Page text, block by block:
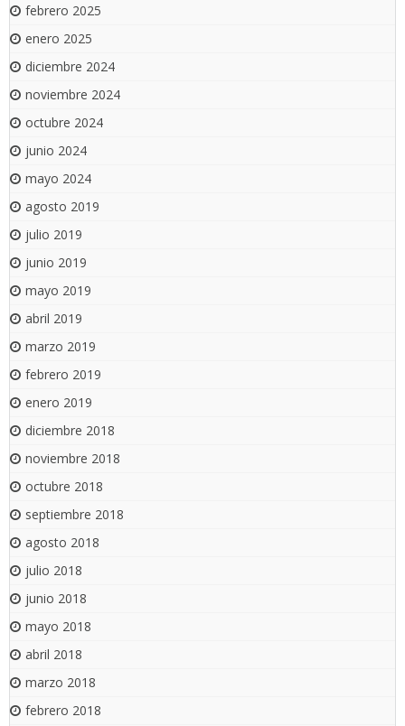
febrero 2025
enero 2025
diciembre 2024
noviembre 2024
octubre 2024
junio 2024
mayo 2024
agosto 2019
julio 2019
junio 2019
mayo 2019
abril 2019
marzo 2019
febrero 2019
enero 2019
diciembre 2018
noviembre 2018
octubre 2018
septiembre 2018
agosto 2018
julio 2018
junio 2018
mayo 2018
abril 2018
marzo 2018
febrero 2018